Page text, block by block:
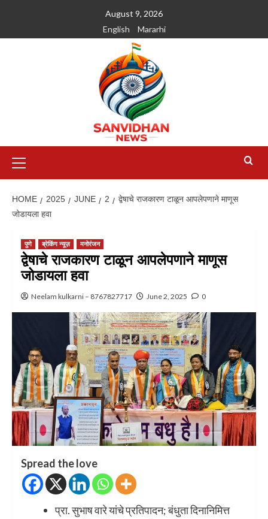
August 9, 2026
English
Mararhi
HOME 2025 JUNE 2
द्वेषाचे राजकारण टाळून आपलेपणाने माणूस
जोडायला हवा
पुणे ब्रेकिंग न्यूज़ मनोरंजन
द्वेषाचे राजकारण टाळून आपलेपणाने माणूस
जोडायला हवा
Neelam kulkarni – 8767827717 June 2, 2025 0
Spread the love
प्रा. सुभाष वारे यांचे प्रतिपादन; बंधुता दिनानिमित्त